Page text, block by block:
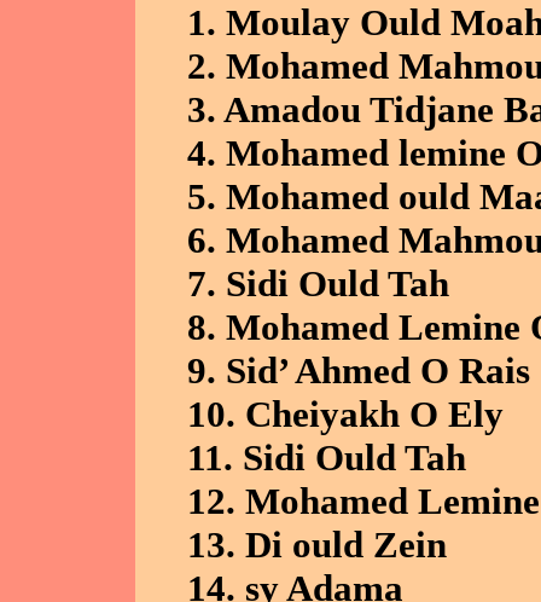
1. Moulay Ould
2. Mohamed
3. Amadou Tidjane
4. Mohamed lemine
5. Mohamed ould
6. Mohamed
7. Sidi Ould Tah
8. Mohamed Lemine
9. Sid’ Ahmed O Rais
10. Cheiyakh O Ely
11. Sidi Ould Tah
12. Mohamed
13. Di ould Zein
14. sy Adama